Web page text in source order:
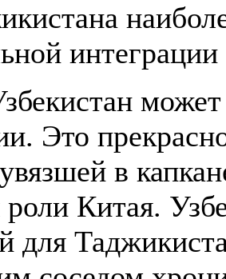
Это
в
Китая.
для